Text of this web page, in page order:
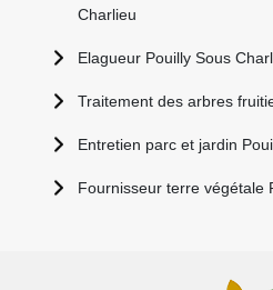
Charlieu
Elagueur Pouilly Sous
Traitement des arbres
Entretien parc et jardin
Fournisseur terre végétale